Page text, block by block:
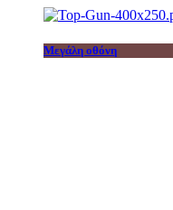
Μεγάλη οθόνη